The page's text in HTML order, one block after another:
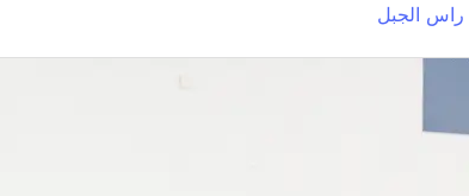
راس الجبل